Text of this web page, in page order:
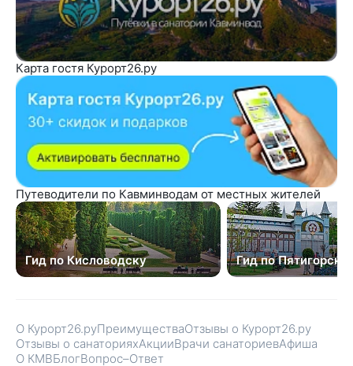
Карта гостя Курорт26.ру
Путеводители по Кавминводам от местных жителей
Гид по Кисловодску Гид по Пятигорску
О Курорт26.руПреимуществаОтзывы о Курорт26.ру
Отзывы о санаторияхАкцииВрачи санаториевАфиша
О КМВБлогВопрос–Ответ